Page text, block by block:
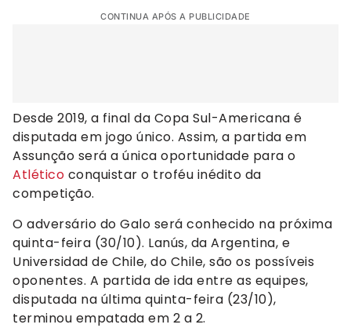
CONTINUA APÓS A PUBLICIDADE
Desde 2019, a final da Copa Sul-Americana é
disputada em jogo único. Assim, a partida em
Assunção será a única oportunidade para o
Atlético conquistar o troféu inédito da
competição.
O adversário do Galo será conhecido na próxima
quinta-feira (30/10). Lanús, da Argentina, e
Universidad de Chile, do Chile, são os possíveis
oponentes. A partida de ida entre as equipes,
disputada na última quinta-feira (23/10),
terminou empatada em 2 a 2.